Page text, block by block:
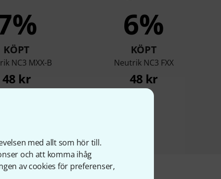
med allt som hör till.
och att komma ihåg
av cookies för preferenser,
KÖPT
NC3 MXX-B
48 kr
6%
KÖPT
Neutrik NC3 FXX
48 kr